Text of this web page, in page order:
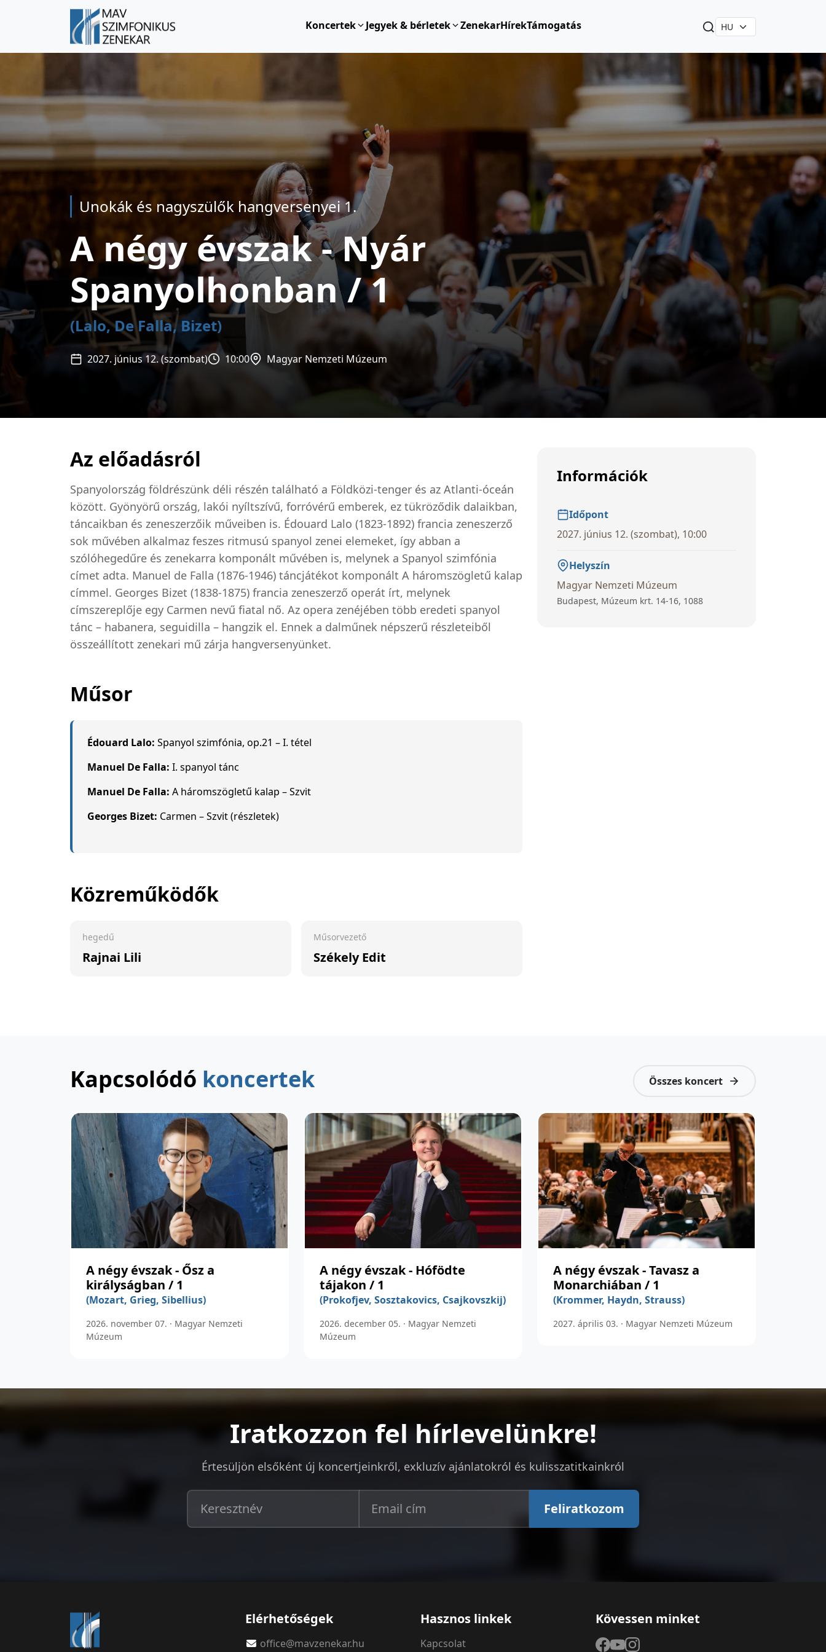
Koncertek Jegyek & bérletek ZenekarHírekTámogatás
Unokák és nagyszülők hangversenyei 1.
A négy évszak - Nyár
Spanyolhonban / 1
(Lalo, De Falla, Bizet)
2027. június 12. (szombat) 10:00 Magyar Nemzeti Múzeum
Az előadásról
Spanyolország földrészünk déli részén található a Földközi-tenger és az Atlanti-óceán
között. Gyönyörű ország, lakói nyíltszívű, forróvérű emberek, ez tükröződik dalaikban,
táncaikban és zeneszerzőik műveiben is. Édouard Lalo (1823-1892) francia zeneszerző
sok művében alkalmaz feszes ritmusú spanyol zenei elemeket, így abban a
szólóhegedűre és zenekarra komponált művében is, melynek a Spanyol szimfónia
címet adta. Manuel de Falla (1876-1946) táncjátékot komponált A háromszögletű kalap
címmel. Georges Bizet (1838-1875) francia zeneszerző operát írt, melynek
címszereplője egy Carmen nevű fiatal nő. Az opera zenéjében több eredeti spanyol
tánc – habanera, seguidilla – hangzik el. Ennek a dalműnek népszerű részleteiből
összeállított zenekari mű zárja hangversenyünket.
Műsor
Édouard Lalo: Spanyol szimfónia, op.21 – I. tétel
Manuel De Falla: I. spanyol tánc
Manuel De Falla: A háromszögletű kalap – Szvit
Georges Bizet: Carmen – Szvit (részletek)
Közreműködők
hegedű
Rajnai Lili
Műsorvezető
Székely Edit
Információk
Időpont
2027. június 12. (szombat), 10:00
Helyszín
Magyar Nemzeti Múzeum
Budapest, Múzeum krt. 14-16, 1088
Kapcsolódó koncertek Összes koncert
A négy évszak - Ősz a
királyságban / 1
(Mozart, Grieg, Sibellius)
2026. november 07. · Magyar Nemzeti
Múzeum
A négy évszak - Hófödte
tájakon / 1
(Prokofjev, Sosztakovics, Csajkovszkij)
2026. december 05. · Magyar Nemzeti
Múzeum
A négy évszak - Tavasz a
Monarchiában / 1
(Krommer, Haydn, Strauss)
2027. április 03. · Magyar Nemzeti Múzeum
Iratkozzon fel hírlevelünkre!
Értesüljön elsőként új koncertjeinkről, exkluzív ajánlatokról és kulisszatitkainkról
Feliratkozom
Elérhetőségek
office@mavzenekar.hu
Hasznos linkek
Kapcsolat
Kövessen minket